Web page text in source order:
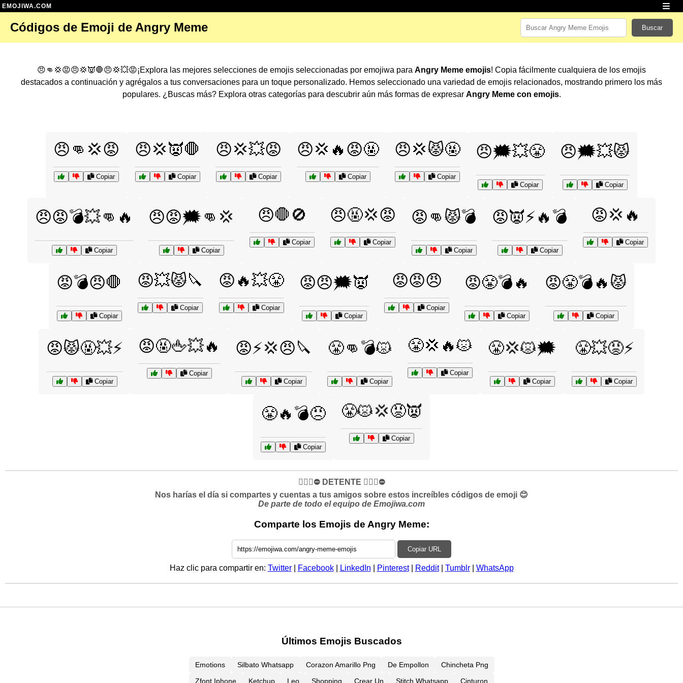
EMOJIWA.COM
Códigos de Emoji de Angry Meme Buscar
😠👊💢😡😠💢👿🛑😠💢💥😡¡Explora las mejores selecciones de emojis seleccionadas por emojiwa para Angry Meme emojis! Copia fácilmente cualquiera de los emojis
destacados a continuación y agrégalos a tus conversaciones para un toque personalizado. Hemos seleccionado una variedad de emojis relacionados, mostrando primero los más
populares. ¿Buscas más? Explora otras categorías para descubrir aún más formas de expresar Angry Meme con emojis.
😠👊💢😡
Copiar
😠💢👿🛑
Copiar
😠💢💥😡
Copiar
😠💢🔥😡🤬
Copiar
😠💢😾🤬
Copiar
😠🗯️💥😤
Copiar
😠🗯️💥😾
Copiar
😠😡💣💥👊🔥
Copiar
😠😡🗯️👊💢
Copiar
😠🛑🚫
Copiar
😠🤬💢😡
Copiar
😡👊😾💣
Copiar
😡👿⚡🔥💣
Copiar
😡💢🔥
Copiar
😡💣😠🛑
Copiar
😡💥😾🔪
Copiar
😡🔥💥😤
Copiar
😡😠🗯️👿
Copiar
😡😡😠
Copiar
😡😤💣🔥
Copiar
😡😤💣🔥😾
Copiar
😡😾🤬💥⚡
Copiar
😡🤬🖕💥🔥
Copiar
😡⚡💢😠🔪
Copiar
😤👊💣😾
Copiar
😤💢🔥😾
Copiar
😤💢😾🗯️
Copiar
😤💥😡⚡
Copiar
😤🔥💣😠
Copiar
😤😾💢😡👿
Copiar
✋🏻🛑⛔️ DETENTE ✋🏻🛑⛔️
Nos harías el día si compartes y cuentas a tus amigos sobre estos increíbles códigos de emoji 😊
De parte de todo el equipo de Emojiwa.com
Comparte los Emojis de Angry Meme:
Copiar URL
Haz clic para compartir en: Twitter| Facebook| LinkedIn Pinterest| Reddit| Tumblr| WhatsApp
Últimos Emojis Buscados
Emotions Silbato Whatsapp Corazon Amarillo Png De Empollon
Chincheta Png
Zfont Iphone
Ketchup Leo Shopping Crear Un Stitch Whatsapp Cinturon